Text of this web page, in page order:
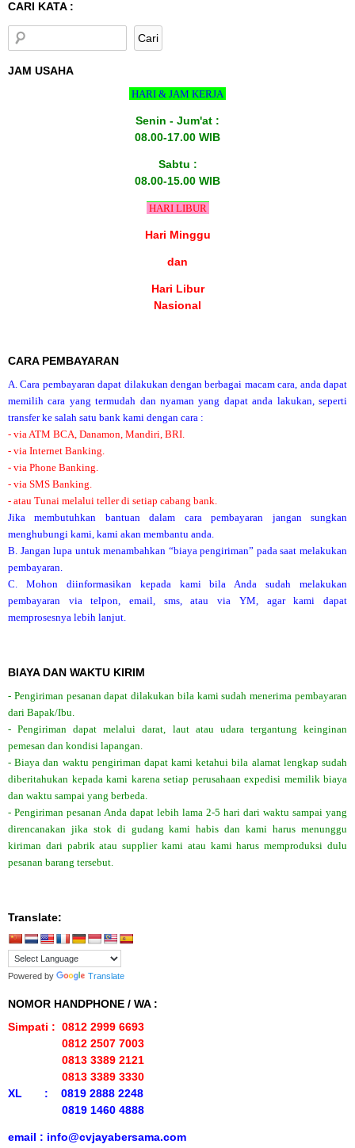
CARI KATA :
JAM USAHA
HARI & JAM KERJA
Senin - Jum'at :
08.00-17.00 WIB
Sabtu :
08.00-15.00 WIB
HARI LIBUR
Hari Minggu
dan
Hari Libur
Nasional
CARA PEMBAYARAN
A. Cara pembayaran dapat dilakukan dengan berbagai macam cara, anda dapat
memilih cara yang termudah dan nyaman yang dapat anda lakukan, seperti
transfer ke salah satu bank kami dengan cara :
- via ATM BCA, Danamon, Mandiri, BRI.
- via Internet Banking.
- via Phone Banking.
- via SMS Banking.
- atau Tunai melalui teller di setiap cabang bank.
Jika membutuhkan bantuan dalam cara pembayaran jangan sungkan
menghubungi kami, kami akan membantu anda.
B. Jangan lupa untuk menambahkan “biaya pengiriman” pada saat melakukan
pembayaran.
C. Mohon diinformasikan kepada kami bila Anda sudah melakukan
pembayaran via telpon, email, sms, atau via YM, agar kami dapat
memprosesnya lebih lanjut.
BIAYA DAN WAKTU KIRIM
- Pengiriman pesanan dapat dilakukan bila kami sudah menerima pembayaran
dari Bapak/Ibu.
- Pengiriman dapat melalui darat, laut atau udara tergantung keinginan
pemesan dan kondisi lapangan.
- Biaya dan waktu pengiriman dapat kami ketahui bila alamat lengkap sudah
diberitahukan kepada kami karena setiap perusahaan expedisi memilik biaya
dan waktu sampai yang berbeda.
- Pengiriman pesanan Anda dapat lebih lama 2-5 hari dari waktu sampai yang
direncanakan jika stok di gudang kami habis dan kami harus menunggu
kiriman dari pabrik atau supplier kami atau kami harus memproduksi dulu
pesanan barang tersebut.
Translate:
Powered by Translate
NOMOR HANDPHONE / WA :
Simpati : 0812 2999 6693
0812 2507 7003
0813 3389 2121
0813 3389 3330
XL : 0819 2888 2248
0819 1460 4888
email : info@cvjayabersama.com